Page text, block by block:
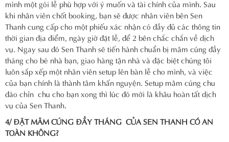
mình một gói lễ phù hợp với ý muốn và tài chính của mình. Sau
khi nhân viên chốt booking, bạn sẽ được nhân viên bên Sen
Thanh cung cấp cho một phiếu xác nhận có đầy đủ các thông tin
thời gian địa điểm, ngày giờ đặt lễ, để 2 bên chắc chắn về dịch
vụ. Ngay sau đó Sen Thanh sẽ tiến hành chuẩn bị mâm cúng đầy
tháng cho bé nhà bạn, giao hàng tận nhà và đặc biệt chúng tôi
luôn sắp xếp một nhân viên setup lên bàn lễ cho mình, và việc
của bạn chính là thành tâm khấn nguyện. Setup mâm cúng chu
đáo chỉn chu cho bạn xong thì lúc đó mới là khâu hoàn tất dịch
vụ của Sen Thanh.
4/ ĐẶT MÂM CÚNG ĐẦY THÁNG CỦA SEN THANH CÓ AN
TOÀN KHÔNG?